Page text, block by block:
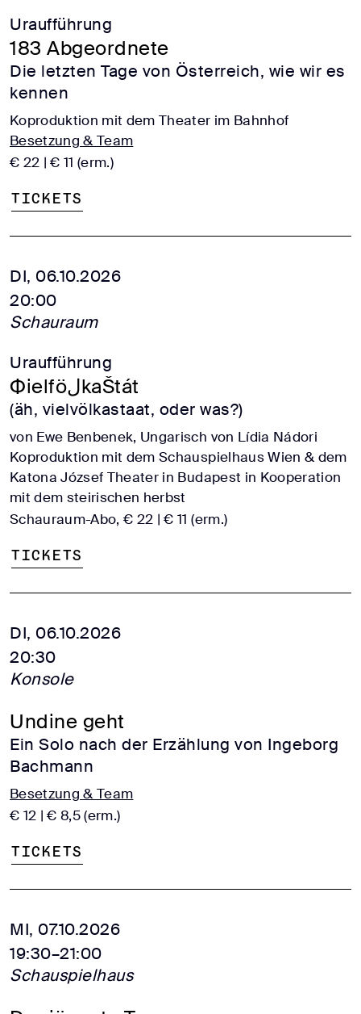
Uraufführung
183 Abgeordnete
Die letzten Tage von Österreich, wie wir es
kennen
Koproduktion mit dem Theater im Bahnhof
Besetzung & Team
€ 22 | € 11 (erm.)
Tickets
DI, 06.10.2026
20:00
Schauraum
Uraufführung
ФielföلkaŠtát
(äh, vielvölkastaat, oder was?)
von Ewe Benbenek, Ungarisch von Lídia Nádori
Koproduktion mit dem Schauspielhaus Wien & dem
Katona József Theater in Budapest in Kooperation
mit dem steirischen herbst
Schauraum-Abo, € 22 | € 11 (erm.)
Tickets
DI, 06.10.2026
20:30
Konsole
Undine geht
Ein Solo nach der Erzählung von Ingeborg
Bachmann
Besetzung & Team
€ 12 | € 8,5 (erm.)
Tickets
MI, 07.10.2026
19:30–21:00
Schauspielhaus